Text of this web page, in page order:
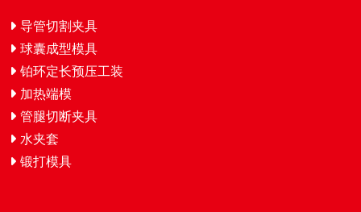
导管切割夹具
球囊成型模具
铂环定长预压工装
加热端模
管腿切断夹具
水夹套
锻打模具